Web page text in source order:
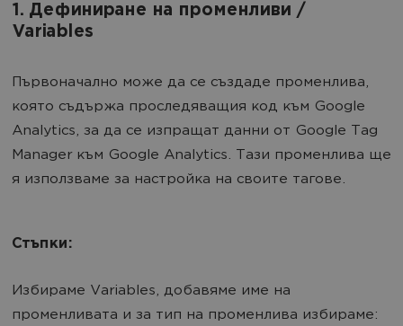
1. Дефиниране на променливи /
Variables
Първоначално може да се създаде променлива,
която съдържа проследяващия код към Google
Analytics, за да се изпращат данни от Google Tag
Manager към Google Analytics. Тази променлива ще
я използваме за настройка на своите тагове.
Стъпки:
Избираме Variables, добавяме име на
променливата и за тип на променлива избираме: